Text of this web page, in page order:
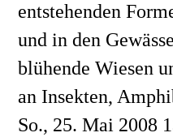
entstehenden
und in den
blühende Wiesen
an Insekten,
So., 25. Mai 2008